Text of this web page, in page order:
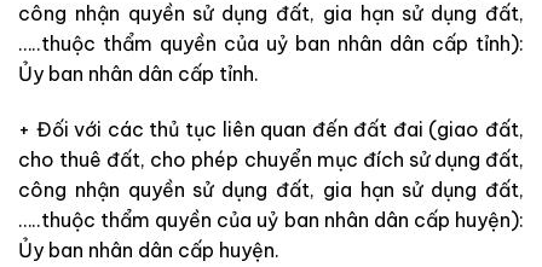
công nhận quyền sử dụng đất, gia hạn sử dụng đất,
…..thuộc thẩm quyền của uỷ ban nhân dân cấp tỉnh):
Ủy ban nhân dân cấp tỉnh.
+ Đối với các thủ tục liên quan đến đất đai (giao đất,
cho thuê đất, cho phép chuyển mục đích sử dụng đất,
công nhận quyền sử dụng đất, gia hạn sử dụng đất,
…..thuộc thẩm quyền của uỷ ban nhân dân cấp huyện):
Ủy ban nhân dân cấp huyện.